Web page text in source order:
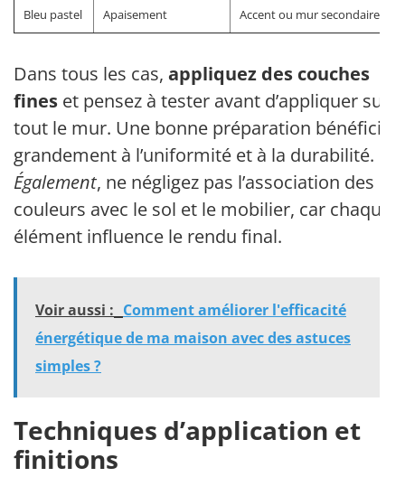
Bleu pastel Apaisement Accent ou mur secondaire
Dans tous les cas, appliquez des couches
fines et pensez à tester avant d’appliquer sur
tout le mur. Une bonne préparation bénéficie
grandement à l’uniformité et à la durabilité.
Également, ne négligez pas l’association des
couleurs avec le sol et le mobilier, car chaque
élément influence le rendu final.
Voir aussi : Comment améliorer l'efficacité
énergétique de ma maison avec des astuces
simples ?
Techniques d’application et
finitions